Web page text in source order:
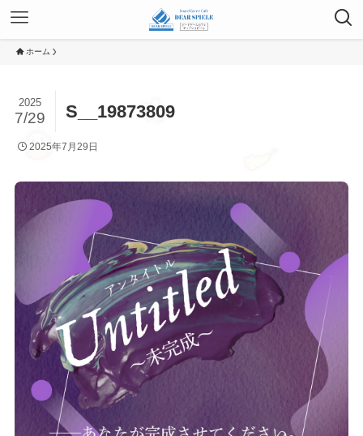
ホーム
S__19873809
2025
7/29
2025年7月29日